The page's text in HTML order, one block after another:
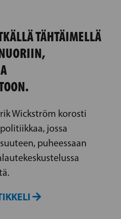
TÄHTÄIMELLÄ
Wickström korosti
jossa
puheessaan